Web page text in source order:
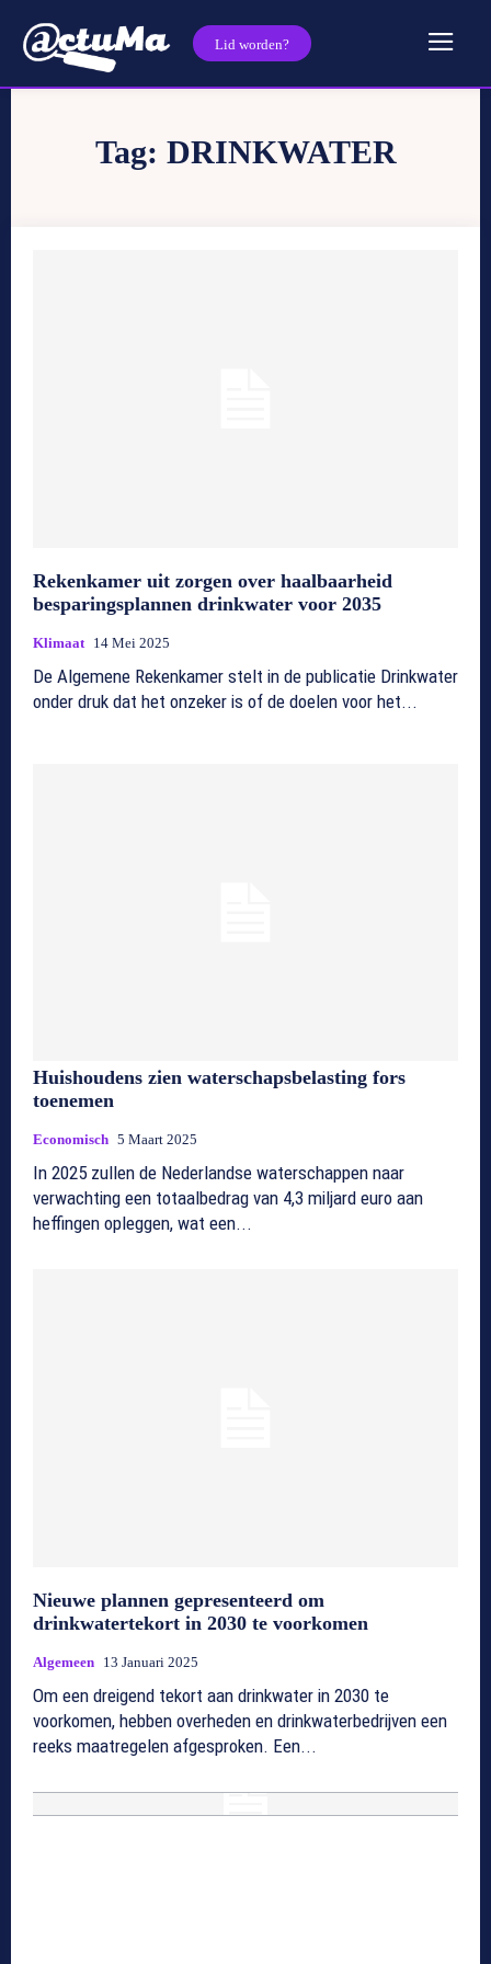
Lid worden?
Tag: DRINKWATER
Rekenkamer uit zorgen over haalbaarheid
besparingsplannen drinkwater voor 2035
Klimaat 14 Mei 2025
De Algemene Rekenkamer stelt in de publicatie Drinkwater
onder druk dat het onzeker is of de doelen voor het...
Huishoudens zien waterschapsbelasting fors
toenemen
Economisch 5 Maart 2025
In 2025 zullen de Nederlandse waterschappen naar
verwachting een totaalbedrag van 4,3 miljard euro aan
heffingen opleggen, wat een...
Nieuwe plannen gepresenteerd om
drinkwatertekort in 2030 te voorkomen
Algemeen 13 Januari 2025
Om een dreigend tekort aan drinkwater in 2030 te
voorkomen, hebben overheden en drinkwaterbedrijven een
reeks maatregelen afgesproken. Een...